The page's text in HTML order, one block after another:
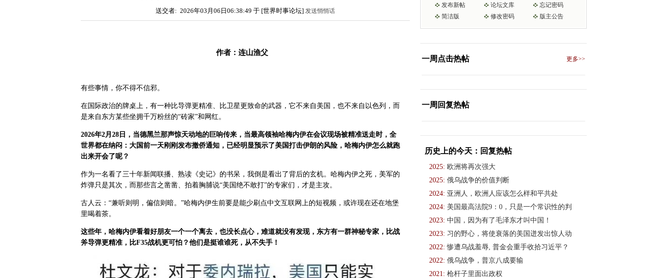
送交者: 2026年03月06日06:38:49 于 [世界时事论坛] 发送悄悄话
作者：连山渔父
有些事情，你不得不信邪。
在国际政治的牌桌上，有一种比导弹更精准、比卫星更致命的武器，它不来自美国，也不来自以色列，而
是来自东方某些坐拥千万粉丝的“砖家”和网红。
2026年2月 28 日，当德黑兰那声惊天动地的巨响传来，当最高领袖哈梅内伊在会议现场被精准送走时，全
世界都在纳闷：大国前一天刚刚发布撤侨通知，已经明显预示了美国打击伊朗的风险，哈梅内伊怎么就跑
出来开会了呢？
作为一名看了三十年新闻联播、熟读《史记》的书呆，我倒是看出了背后的玄机。哈梅内伊之死，美军的
炸弹只是其次，而那些言之凿凿、拍着胸脯说“美国绝不敢打”的专家们，才是主攻。
古人云：“兼听则明，偏信则暗。”哈梅内伊生前要是能少刷点中文互联网上的短视频，或许现在还在地堡
里喝着茶。
这些年，哈梅内伊看着好朋友一个一个离去，也没长点心，难道就没有发现，东方有一群神秘专家，比战
斧导弹更精准，比F35战机更可怕？他们是挺谁谁死，从不失手！
发布新帖 论坛文库
忘记密码
简洁版
修改密码 版主公告
一周点击热帖 更多>>
一周回复热帖
历史上的今天：回复热帖
2025: 欧洲将再次强大
2025: 俄乌战争的价值判断
2024: 亚洲人，欧洲人应该怎么样和平共处
2024: 美国最高法院9：0，只是一个常识性的判
2023: 中国，因为有了毛泽东才叫中国！
2023: 习的野心，将使衰落的美国迸发出惊人动
2022: 惨遭乌战羞辱, 普金会重手收拾习近平？
2022: 俄乌战争，普京八成要输
2021: 枪杆子里面出政权